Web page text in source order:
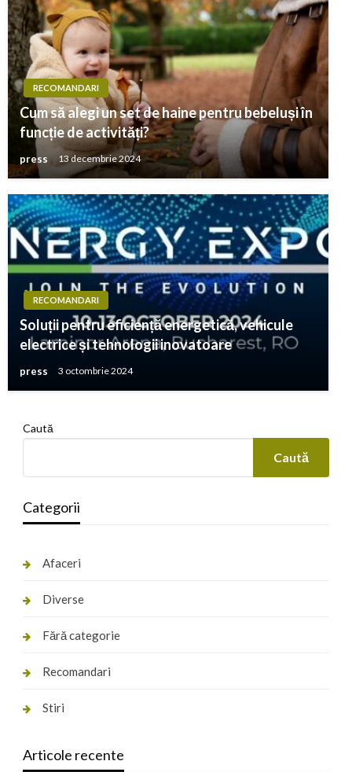
RECOMANDARI
Cum să alegi un set de haine pentru bebeluși în
funcție de activități?
press 13 decembrie 2024
RECOMANDARI
Soluții pentru eficiență energetică, vehicule
electrice și tehnologii inovatoare
press 3 octombrie 2024
Caută
Caută
Categorii
Afaceri
Diverse
Fără categorie
Recomandari
Stiri
Articole recente